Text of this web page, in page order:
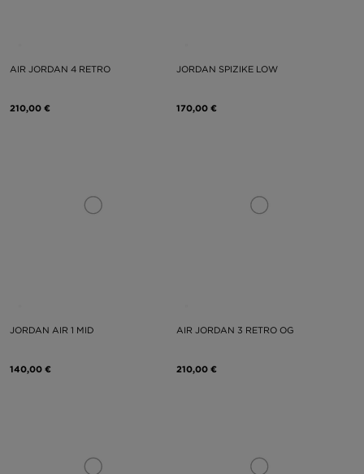
AIR JORDAN 4 RETRO
210,00 €
JORDAN SPIZIKE LOW
170,00 €
JORDAN AIR 1 MID
140,00 €
AIR JORDAN 3 RETRO OG
210,00 €